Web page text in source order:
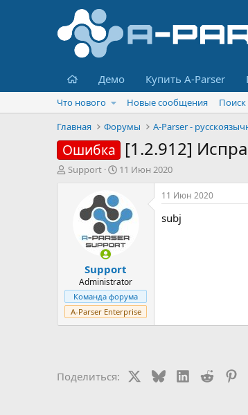
Главная
Демо Купить A-Parser
Что нового Новые сообщения
Главная
Форумы A-Parser -
Ошибка [1.2.912]
А
Support
Д
а
н
а
ч
л
а
11 Июн 2020
Support
Administrator
Команда форума
A-Parser Enterprise
11 Июн 2020
subj
Поделиться: BlueskyLinkedIn
Reddit